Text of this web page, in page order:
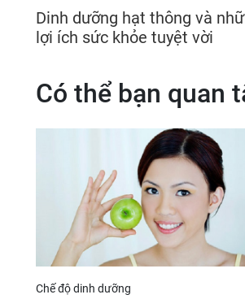
Dinh dưỡng hạt thông và
lợi ích sức khỏe tuyệt vời
Có thể bạn quan
Chế độ dinh dưỡng